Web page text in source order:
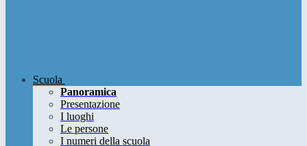
Scuola
Panoramica
Presentazione
I luoghi
Le persone
I numeri della scuola